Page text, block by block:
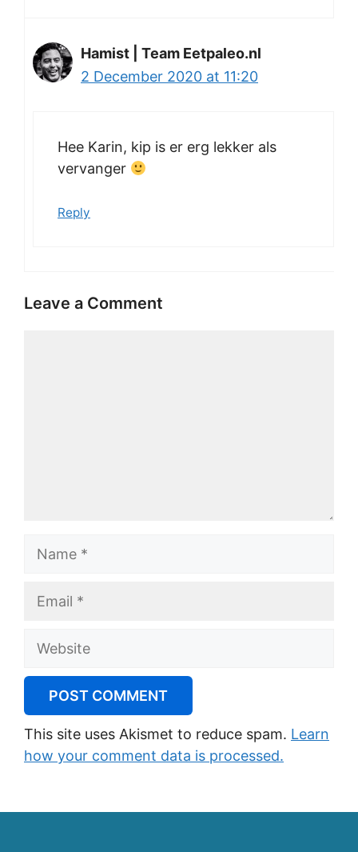
Hamist | Team Eetpaleo.nl
2 December 2020 at 11:20
Hee Karin, kip is er erg lekker als
vervanger
Reply
Leave a Comment
Website
This site uses Akismet to reduce spam. Learn
how your comment data is processed.